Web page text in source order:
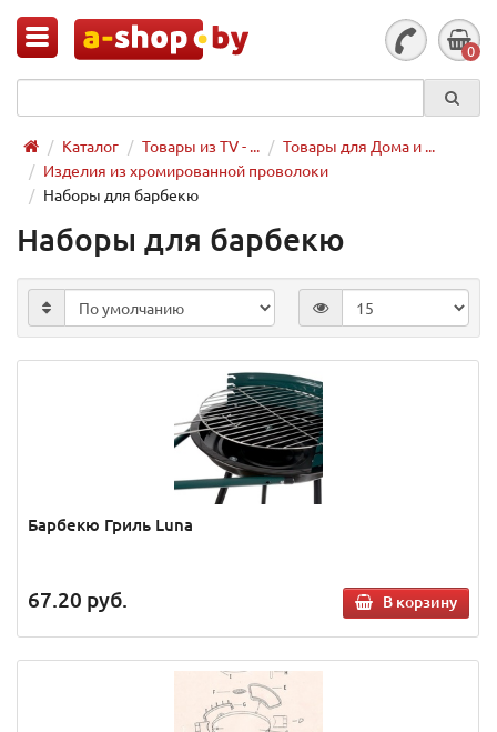
0
Каталог Товары из TV - ...
Товары для Дома и ...
Изделия из хромированной проволоки
Наборы для барбекю
Наборы для барбекю
Барбекю Гриль Luna
67.20 руб. В корзину